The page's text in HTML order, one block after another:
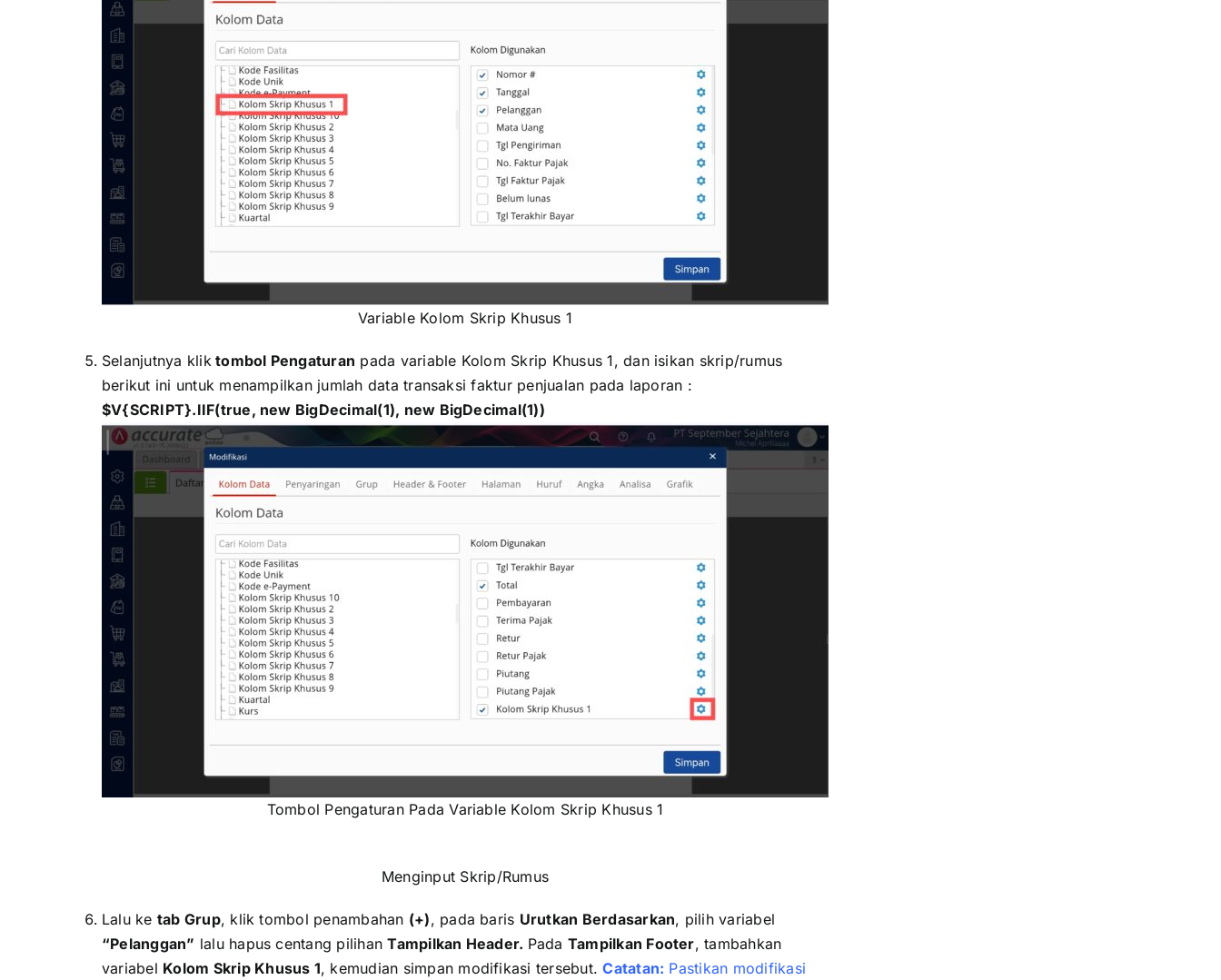
Variable Kolom Skrip Khusus 1
Selanjutnya kliktombol Pengaturan pada variable Kolom Skrip Khusus 1, dan isikan skrip/rumus
berikut ini untuk menampilkan jumlah data transaksi faktur penjualan pada laporan :
$V{SCRIPT}.IIF(true, new BigDecimal(1), new BigDecimal(1))
Tombol Pengaturan Pada Variable Kolom Skrip Khusus 1
Menginput Skrip/Rumus
Lalu ke tab Grup, klik tombol penambahan (+), pada baris Urutkan Berdasarkan, pilih variabel
“Pelanggan” lalu hapus centang pilihanTampilkan Header. Pada Tampilkan Footer, tambahkan
variabel Kolom Skrip Khusus 1, kemudian simpan modifikasi tersebut. Catatan: Pastikan modifikasi